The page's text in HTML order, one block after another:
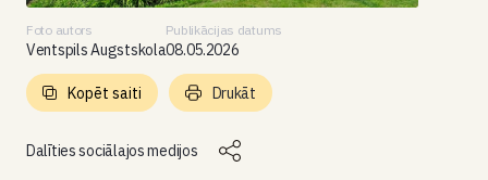
Foto autors
Ventspils Augstskola
Publikācijas datums
08.05.2026
Dalīties sociālajos medijos
Kopēt saiti Drukāt